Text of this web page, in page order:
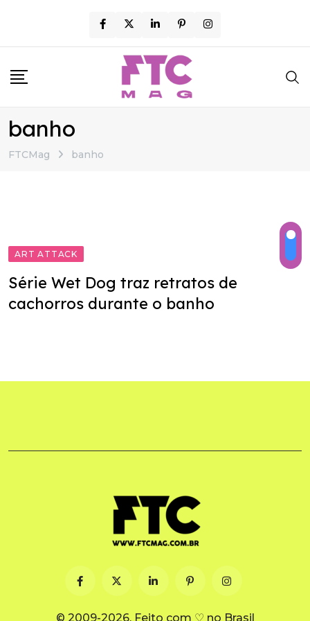
content
banho
FTCMag banho
ART ATTACK
Série Wet Dog traz retratos de
cachorros durante o banho
© 2009-2026. Feito com ♡ no Brasil